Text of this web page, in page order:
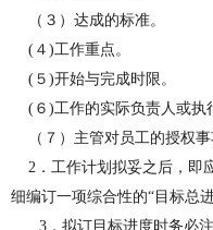
（３） 达成的标准。
( ４ )工作重点。
( ５ )开始与完成时限。
( ６ )工作的实际负责 人或执
（７） 主管对员工的授权事
2 ．工作计划拟妥之后，即
细编订一项综合性的“目标总进
3 ．拟订目标进度时务必